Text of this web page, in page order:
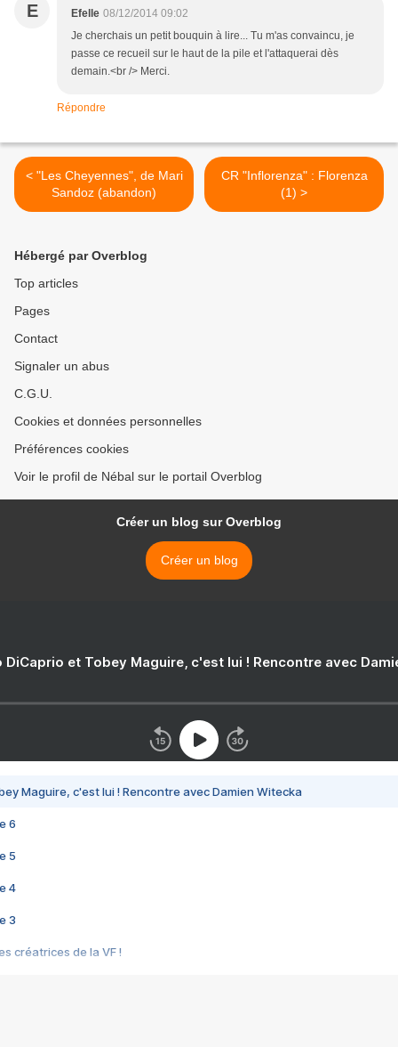
E Efelle 08/12/2014 09:02
Je cherchais un petit bouquin à lire... Tu m'as convaincu, je
passe ce recueil sur le haut de la pile et l'attaquerai dès
demain.<br /> Merci.
Répondre
< "Les Cheyennes", de Mari
Sandoz (abandon)
CR "Inflorenza" : Florenza
(1) >
Hébergé par Overblog
Top articles
Pages
Contact
Signaler un abus
C.G.U.
Cookies et données personnelles
Préférences cookies
Voir le profil de Nébal sur le portail Overblog
Créer un blog sur Overblog
Créer un blog
DiCaprio et Tobey Maguire, c'est lui ! Rencontre avec
Maguire, c'est lui ! Rencontre avec Damien Witecka
6
5
4
3
créatrices de la VF !